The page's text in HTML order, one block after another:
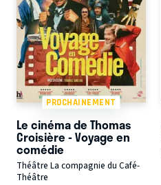
PROCHAINEMENT
Le cinéma de Thomas
Croisière - Voyage en
comédie
Théâtre La compagnie du Café-
Théâtre